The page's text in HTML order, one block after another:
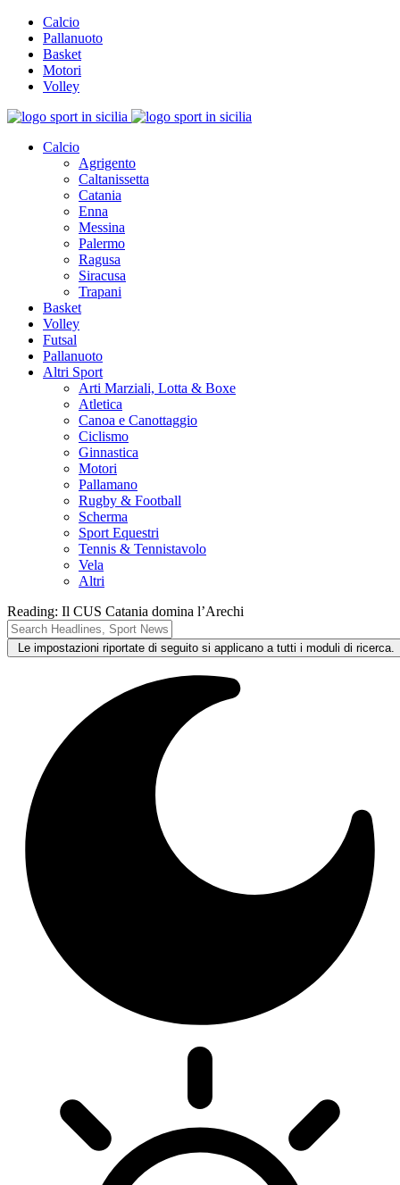
Calcio
Pallanuoto
Basket
Motori
Volley
Calcio
Agrigento
Caltanissetta
Catania
Enna
Messina
Palermo
Ragusa
Siracusa
Trapani
Basket
Volley
Futsal
Pallanuoto
Altri Sport
Arti Marziali, Lotta & Boxe
Atletica
Canoa e Canottaggio
Ciclismo
Ginnastica
Motori
Pallamano
Rugby & Football
Scherma
Sport Equestri
Tennis & Tennistavolo
Vela
Altri
Reading: Il CUS Catania domina l’Arechi